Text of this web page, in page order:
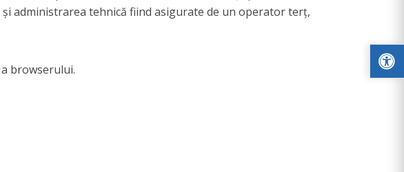
administrarea tehnică fiind asigurate de un operator terț,
browserului.